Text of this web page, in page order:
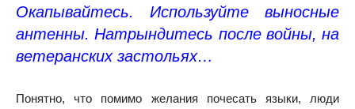
Окапывайтесь. Используйте выносные
антенны. Натрындитесь после войны, на
ветеранских застольях…
Понятно, что помимо желания почесать языки, люди